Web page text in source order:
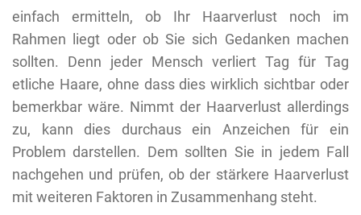
einfach ermitteln, ob Ihr Haarverlust noch im
Rahmen liegt oder ob Sie sich Gedanken machen
sollten. Denn jeder Mensch verliert Tag für Tag
etliche Haare, ohne dass dies wirklich sichtbar oder
bemerkbar wäre. Nimmt der Haarverlust allerdings
zu, kann dies durchaus ein Anzeichen für ein
Problem darstellen. Dem sollten Sie in jedem Fall
nachgehen und prüfen, ob der stärkere Haarverlust
mit weiteren Faktoren in Zusammenhang steht.